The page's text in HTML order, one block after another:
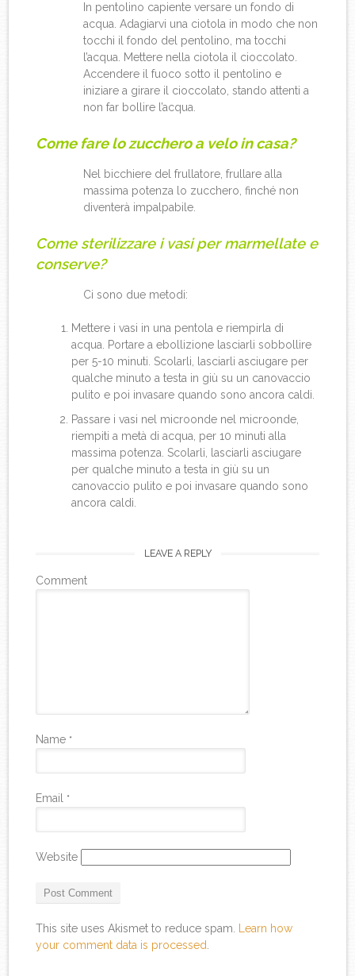
In pentolino capiente versare un fondo di
acqua. Adagiarvi una ciotola in modo che non
tocchi il fondo del pentolino, ma tocchi
l’acqua. Mettere nella ciotola il cioccolato.
Accendere il fuoco sotto il pentolino e
iniziare a girare il cioccolato, stando attenti a
non far bollire l’acqua.
Come fare lo zucchero a velo in casa?
Nel bicchiere del frullatore, frullare alla
massima potenza lo zucchero, finché non
diventerà impalpabile.
Come sterilizzare i vasi per marmellate e
conserve?
Ci sono due metodi:
Mettere i vasi in una pentola e riempirla di
acqua. Portare a ebollizione lasciarli sobbollire
per 5-10 minuti. Scolarli, lasciarli asciugare per
qualche minuto a testa in giù su un canovaccio
pulito e poi invasare quando sono ancora caldi.
Passare i vasi nel microonde nel microonde,
riempiti a metà di acqua, per 10 minuti alla
massima potenza. Scolarli, lasciarli asciugare
per qualche minuto a testa in giù su un
canovaccio pulito e poi invasare quando sono
ancora caldi.
LEAVE A REPLY
Comment
Name *
Email *
Website
This site uses Akismet to reduce spam. Learn how
your comment data is processed.